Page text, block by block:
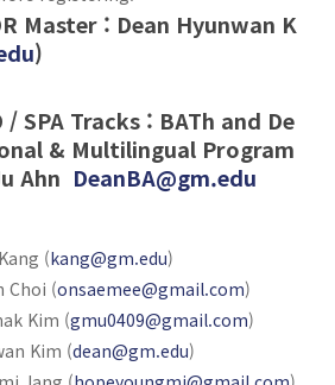
Master : Dean Hyunwan K
)
/ SPA Tracks : BATh and De
& Multilingual Program
Ahn DeanBA@gm.edu
(kang@gm.edu)
Choi (onsaemee@gmail.com)
Kim (gmu0409@gmail.com)
Kim (dean@gm.edu)